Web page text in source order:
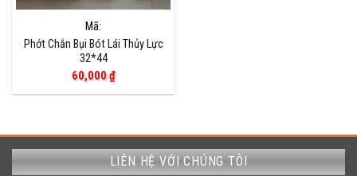
Mã:
Phớt Chắn Bụi Bót Lái Thủy Lực
32*44
60,000₫
LIÊN HỆ VỚI CHÚNG TÔI